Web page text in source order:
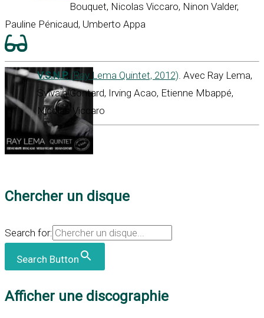
Bouquet, Nicolas Viccaro, Ninon Valder,
Pauline Pénicaud, Umberto Appa
V.S.N.P. (Ray Lema Quintet, 2012). Avec Ray Lema,
Sylvain Gontard, Irving Acao, Etienne Mbappé,
Nicolas Viccaro
Chercher un disque
Search for:
Search Button
Afficher une discographie